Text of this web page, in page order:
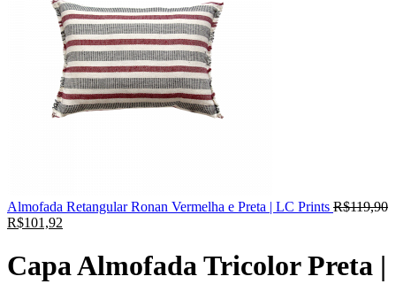
Almofada Retangular Ronan Vermelha e Preta | LC Prints R$119,90
R$101,92
Capa Almofada Tricolor Preta |